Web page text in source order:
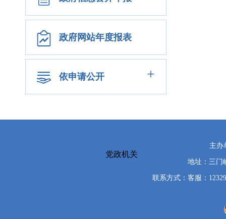
政府网站年度报表
依申请公开 +
党政机关
主办
地址：三门
联系方式：客服：